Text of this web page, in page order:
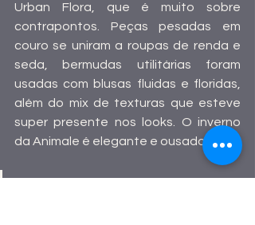
Urban Flora, que é muito sobre
contrapontos. Peças pesadas em
couro se uniram a roupas de renda e
seda, bermudas utilitárias foram
usadas com blusas fluidas e floridas,
além do mix de texturas que esteve
super presente nos looks. O inverno
da Animale é elegante e ousado!